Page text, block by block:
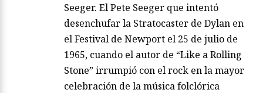
Seeger. El Pete Seeger que intentó
desenchufar la Stratocaster de Dylan en
el Festival de Newport el 25 de julio de
1965, cuando el autor de “Like a Rolling
Stone” irrumpió con el rock en la mayor
celebración de la música folclórica